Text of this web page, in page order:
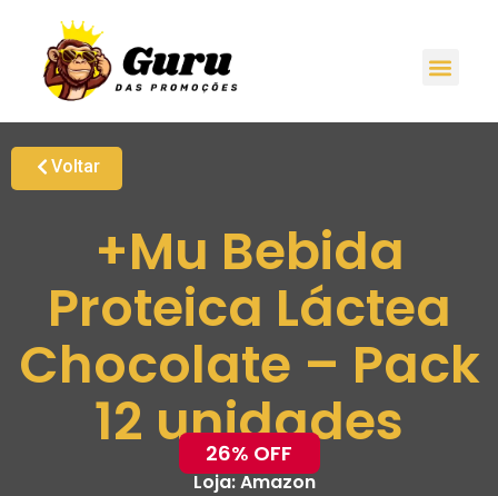
Voltar
+Mu Bebida
Proteica Láctea
Chocolate – Pack
12 unidades
26% OFF
Loja:Amazon